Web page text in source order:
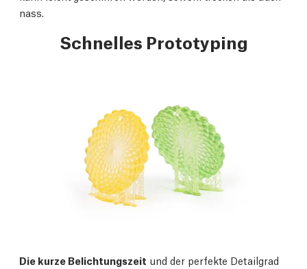
nass.
Schnelles Prototyping
Die kurze Belichtungszeit und der perfekte Detailgrad